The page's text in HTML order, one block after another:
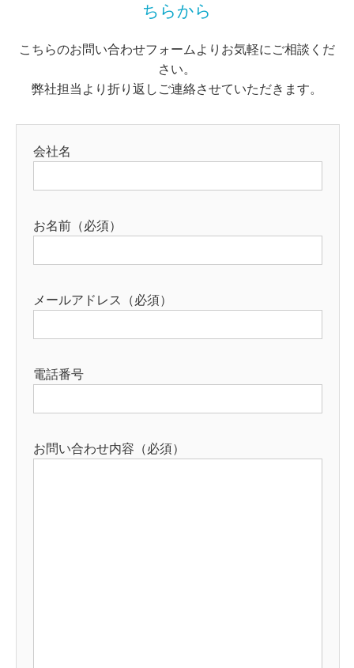
ちらから
こちらのお問い合わせフォームよりお気軽にご相談くだ
さい。
弊社担当より折り返しご連絡させていただきます。
会社名
お名前（必須）
メールアドレス（必須）
電話番号
お問い合わせ内容（必須）